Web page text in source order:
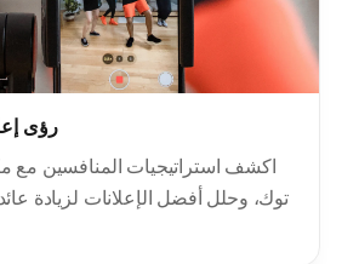
رؤى
اكشف استراتيجيات المنافسين مع
توك، وحلل أفضل الإعلانات لزيادة